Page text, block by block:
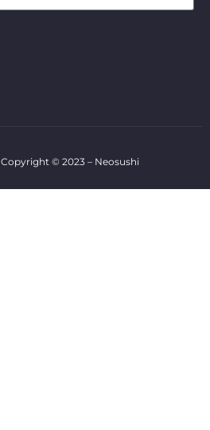
Copyright © 2023 – Neosushi